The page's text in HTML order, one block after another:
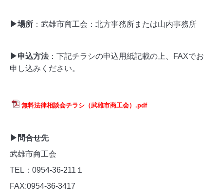
▶場所 ：武雄市商工会：北方事務所または山内事務所
▶申込方法： 下記チラシの申込用紙記載の上、FAXでお
申し込みください。
無料法律相談会チラシ（武雄市商工会）.pdf
▶問合せ先
武雄市商工会
TEL：0954-36-211１
FAX:0954-36-3417